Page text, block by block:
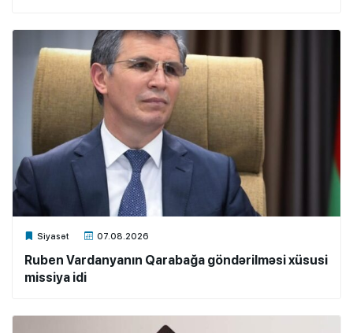
Siyasət 07.08.2026
Xalq.Online
Ruben Vardanyanın Qarabağa göndərilməsi xüsusi
missiya idi